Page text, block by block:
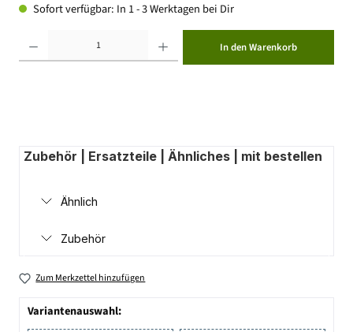
Sofort verfügbar: In 1 - 3 Werktagen bei Dir
In den Warenkorb
Zubehör | Ersatzteile | Ähnliches | mit bestellen
Ähnlich
Zubehör
Zum Merkzettel hinzufügen
Variantenauswahl: